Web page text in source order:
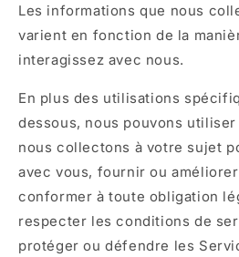
Les informations que nous
varient en fonction de la
interagissez avec nous.
En plus des utilisations
dessous, nous pouvons
nous collectons à votre sujet
avec vous, fournir ou
conformer à toute obligation
respecter les conditions de
protéger ou défendre les